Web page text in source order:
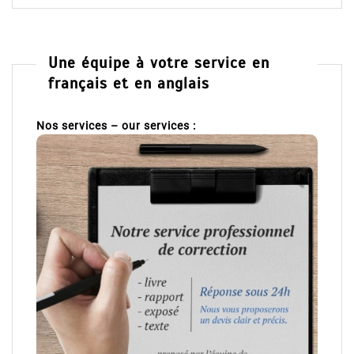
Une équipe à votre service en
français et en anglais